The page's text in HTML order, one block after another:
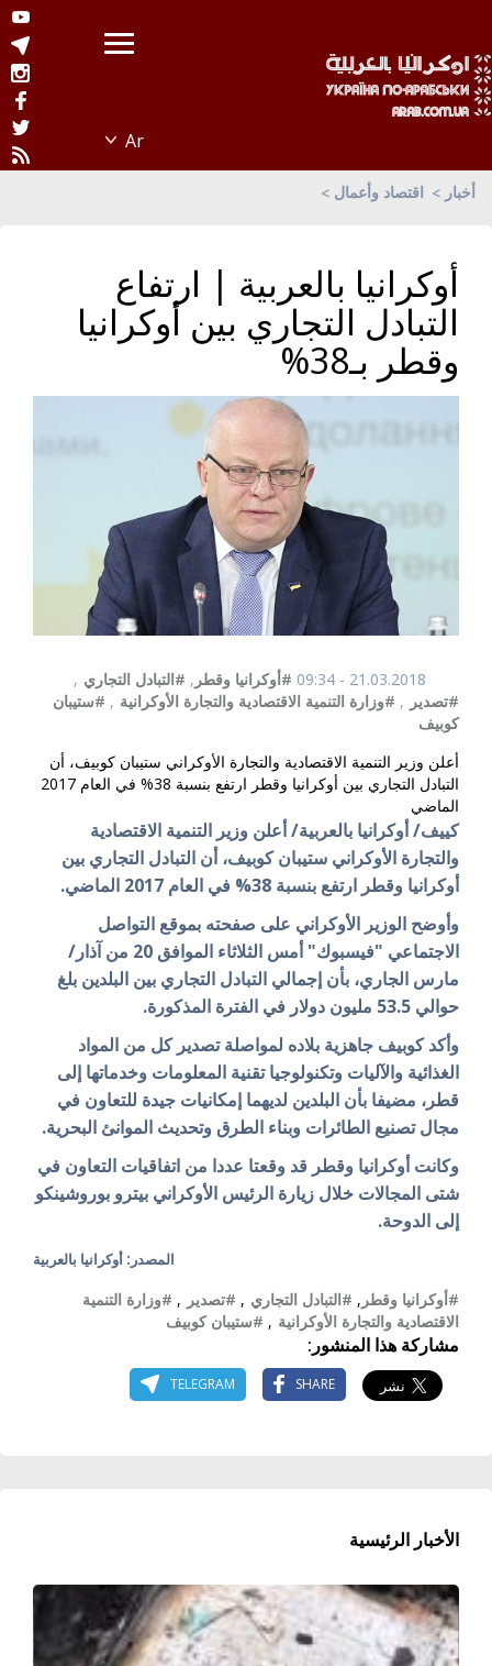
أخبار اقتصاد وأعمال
أوكرانيا بالعربية | ارتفاع
التبادل التجاري بين أوكرانيا
وقطر بـ38%
21.03.2018 - 09:34 #أوكرانيا وقطر , #التبادل التجاري ,
#تصدير , #وزارة التنمية الاقتصادية والتجارة الأوكرانية , #ستيبان
كوبيف
أعلن وزير التنمية الاقتصادية والتجارة الأوكراني ستيبان كوبيف، أن
التبادل التجاري بين أوكرانيا وقطر ارتفع بنسبة 38% في العام 2017
الماضي
كييف/ أوكرانيا بالعربية/ أعلن وزير التنمية الاقتصادية
والتجارة الأوكراني ستيبان كوبيف، أن التبادل التجاري بين
أوكرانيا وقطر ارتفع بنسبة 38% في العام 2017 الماضي.
وأوضح الوزير الأوكراني على صفحته بموقع التواصل
الاجتماعي "فيسبوك" أمس الثلاثاء الموافق 20 من آذار/
مارس الجاري، بأن إجمالي التبادل التجاري بين البلدين بلغ
حوالي 53.5 مليون دولار في الفترة المذكورة.
وأكد كوبيف جاهزية بلاده لمواصلة تصدير كل من المواد
الغذائية والآليات وتكنولوجيا تقنية المعلومات وخدماتها إلى
قطر، مضيفا بأن البلدين لديهما إمكانيات جيدة للتعاون في
مجال تصنيع الطائرات وبناء الطرق وتحديث الموانئ البحرية.
وكانت أوكرانيا وقطر قد وقعتا عددا من اتفاقيات التعاون في
شتى المجالات خلال زيارة الرئيس الأوكراني بيترو بوروشينكو
إلى الدوحة.
المصدر: أوكرانيا بالعربية
#أوكرانيا وقطر , #التبادل التجاري , #تصدير , #وزارة التنمية
الاقتصادية والتجارة الأوكرانية , #ستيبان كوبيف
مشاركة هذا المنشور:
SHARE
TELEGRAM
الأخبار الرئيسية